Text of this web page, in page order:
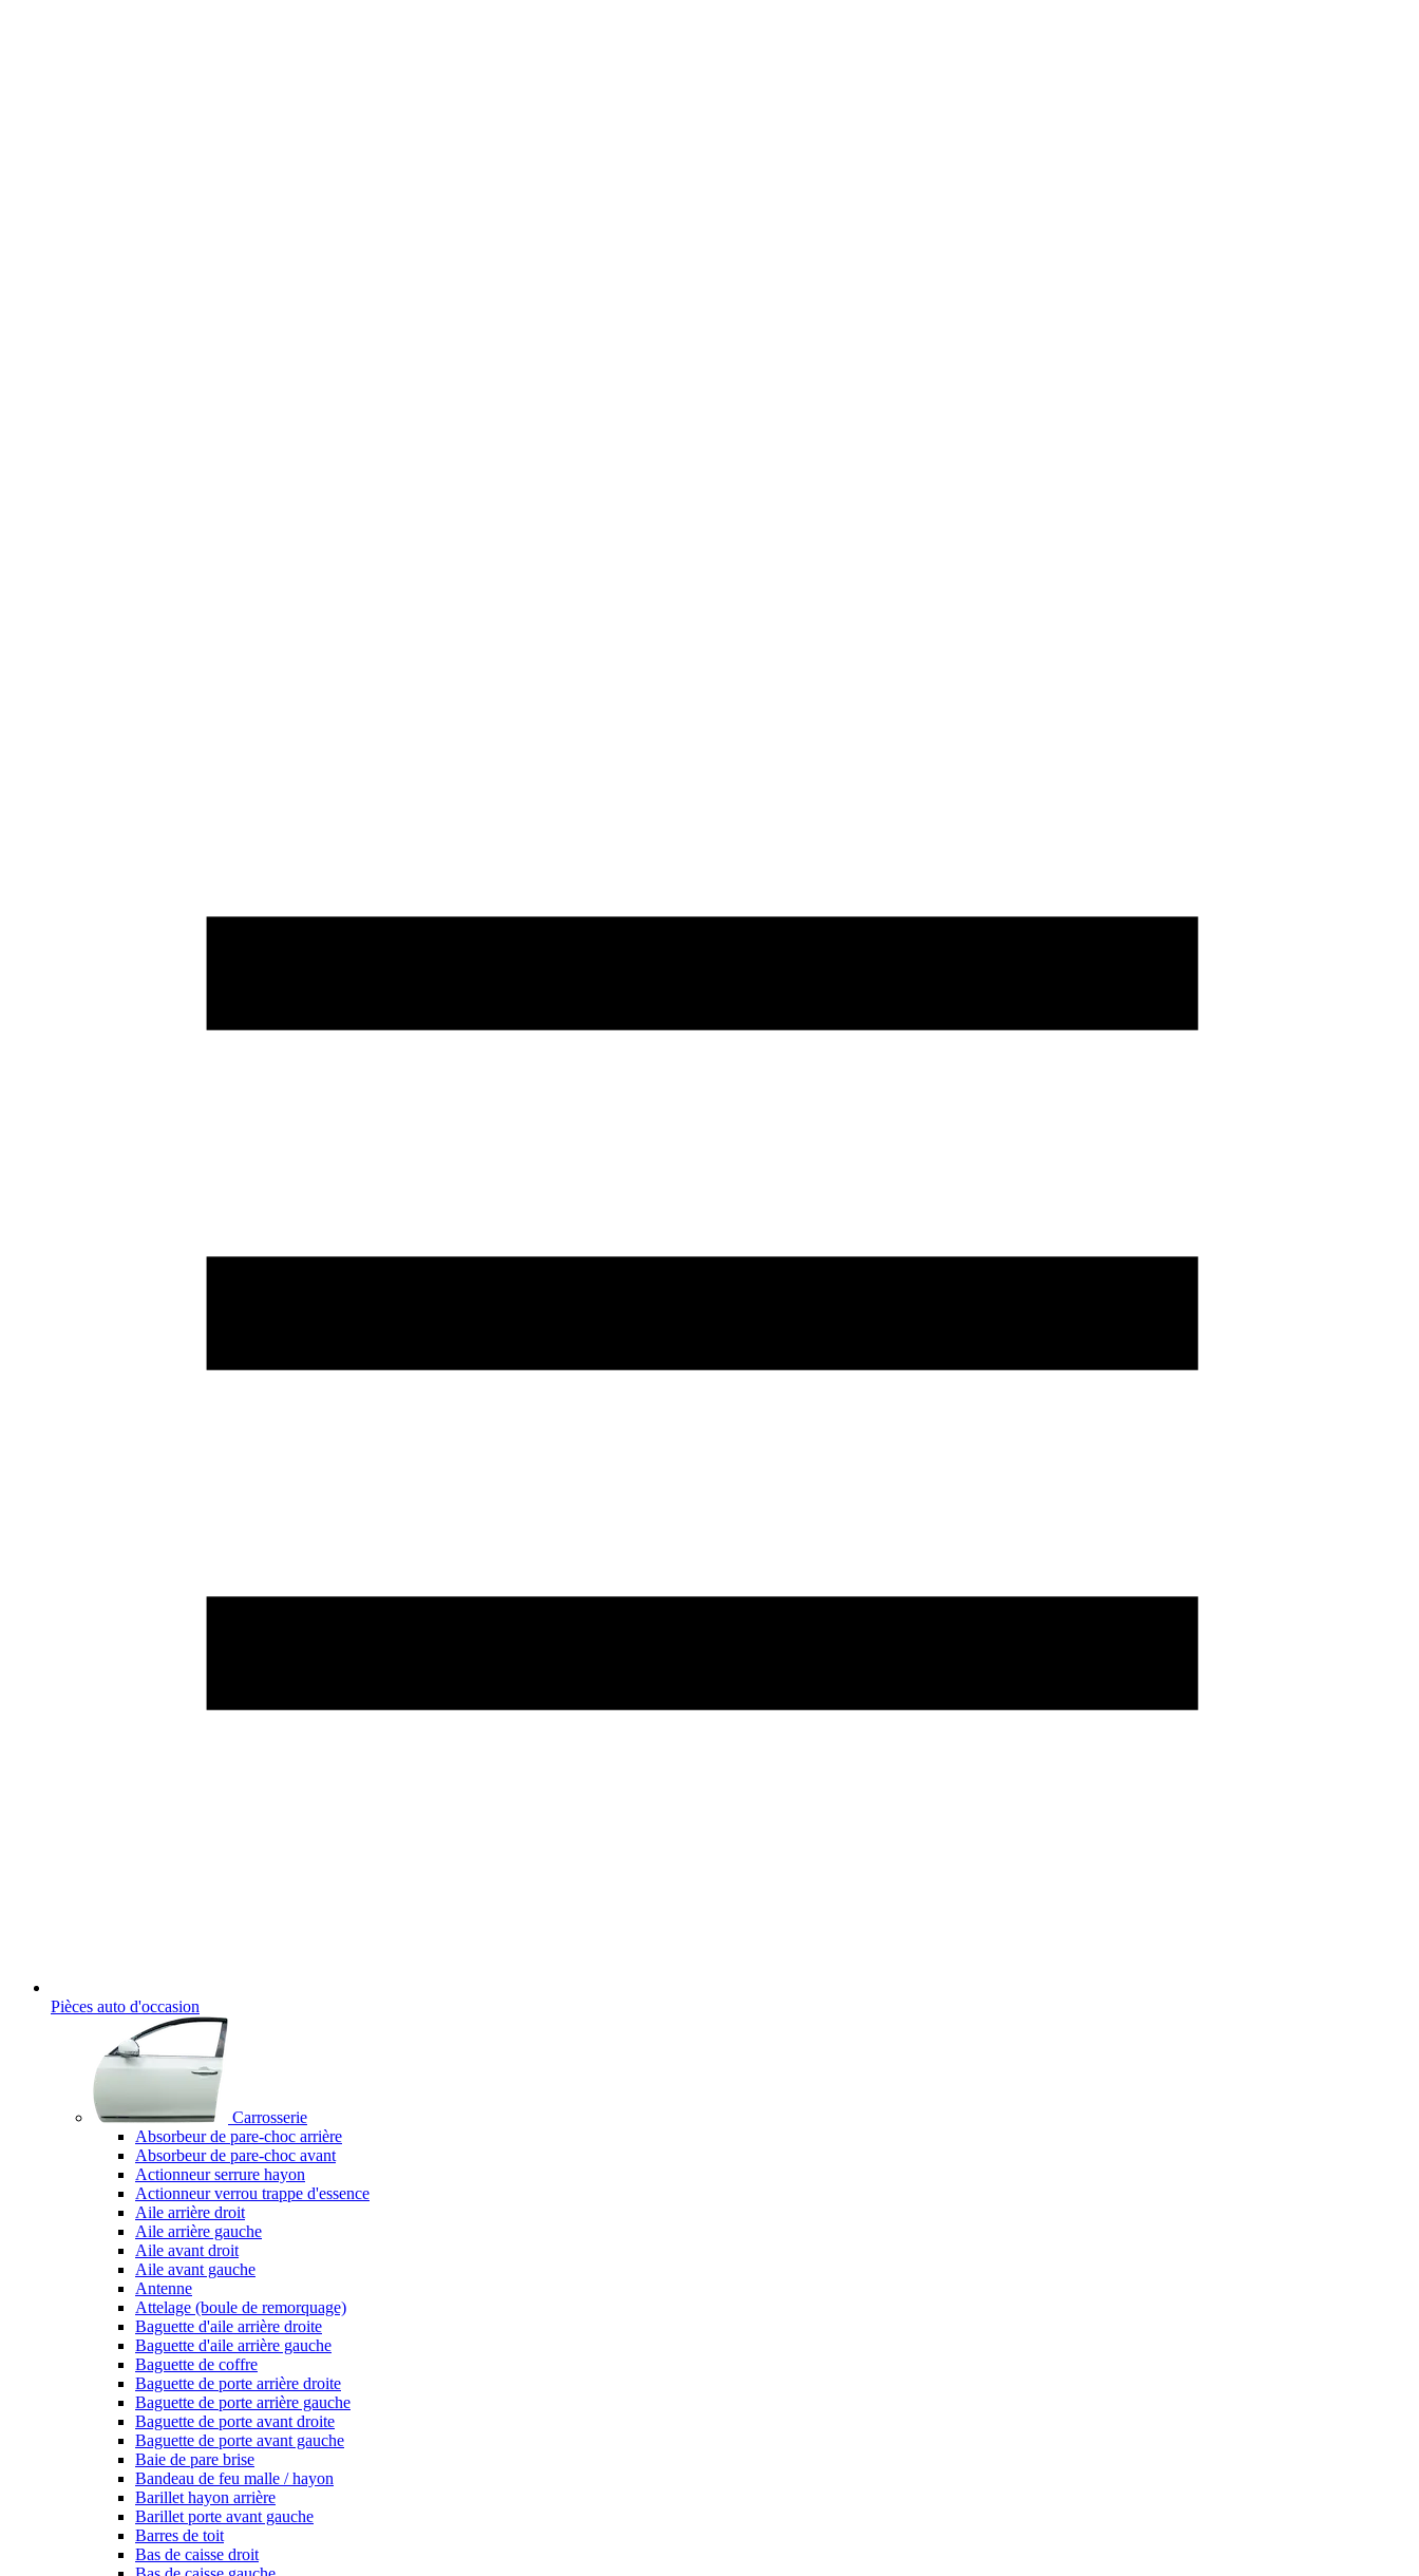
Pièces auto d'occasion
Carrosserie
Absorbeur de pare-choc arrière
Absorbeur de pare-choc avant
Actionneur serrure hayon
Actionneur verrou trappe d'essence
Aile arrière droit
Aile arrière gauche
Aile avant droit
Aile avant gauche
Antenne
Attelage (boule de remorquage)
Baguette d'aile arrière droite
Baguette d'aile arrière gauche
Baguette de coffre
Baguette de porte arrière droite
Baguette de porte arrière gauche
Baguette de porte avant droite
Baguette de porte avant gauche
Baie de pare brise
Bandeau de feu malle / hayon
Barillet hayon arrière
Barillet porte avant gauche
Barres de toit
Bas de caisse droit